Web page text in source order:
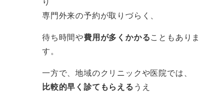
り
専門外来の予約が取りづらく、
待ち時間や費用が多くかかることもありま
す。
一方で、地域のクリニックや医院では、
比較的早く診てもらえる うえ